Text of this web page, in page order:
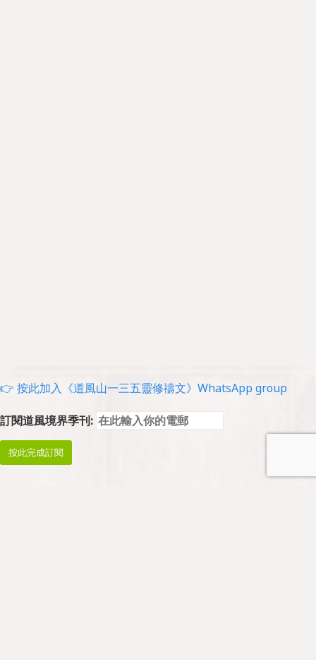
👉 按此加入《道風山一三五靈修禱文》WhatsApp group
訂閱道風境界季刊: